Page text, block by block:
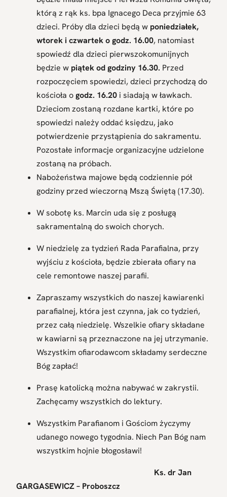
którą z rąk ks. bpa Ignacego Deca przyjmie 63
dzieci. Próby dla dzieci będą w poniedziałek,
wtorek i czwartek o godz. 16.00, natomiast
spowiedź dla dzieci pierwszokomunijnych
będzie w piątek od godziny 16.30. Przed
rozpoczęciem spowiedzi, dzieci przychodzą do
kościoła ogodz. 16.20 i siadają w ławkach.
Dzieciom zostaną rozdane kartki, które po
spowiedzi należy oddać księdzu, jako
potwierdzenie przystąpienia do sakramentu.
Pozostałe informacje organizacyjne udzielone
zostaną na próbach.
Nabożeństwa majowe będą codziennie pół
godziny przed wieczorną Mszą Świętą (17.30).
W sobotę ks. Marcin uda się z posługą
sakramentalną do swoich chorych.
W niedzielę za tydzień Rada Parafialna, przy
wyjściu z kościoła, będzie zbierała ofiary na
cele remontowe naszej parafii.
Zapraszamy wszystkich do naszej kawiarenki
parafialnej, która jest czynna, jak co tydzień,
przez całą niedzielę. Wszelkie ofiary składane
w kawiarni są przeznaczone na jej utrzymanie.
Wszystkim ofiarodawcom składamy serdeczne
Bóg zapłać!
Prasę katolicką można nabywać w zakrystii.
Zachęcamy wszystkich do lektury.
Wszystkim Parafianom i Gościom życzymy
udanego nowego tygodnia. Niech Pan Bóg nam
wszystkim hojnie błogosławi!
Ks. dr Jan
GARGASEWICZ – Proboszcz